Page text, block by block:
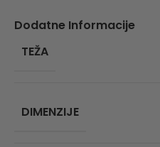
Dodatne Informacije
TEŽA
DIMENZIJE